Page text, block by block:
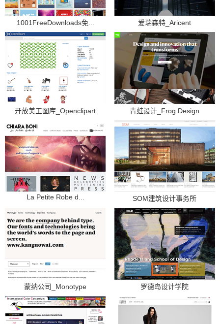
1001FreeDownloads免... 爱瑞森特_Aricent
开放美工图库_Openclipart 青蛙设计_Frog Design
La Petite Robe d... SOM建筑设计事务所
蒙纳公司_Monotype 罗德岛设计学院